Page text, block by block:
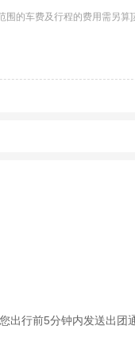
围的车费及行程的费用需另算
行前5分钟内发送出团通